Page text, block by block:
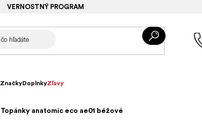
VERNOSTNÝ PROGRAM
ZnačkyDoplnkyZľavy
Topánky anatomic eco ae01 béžové